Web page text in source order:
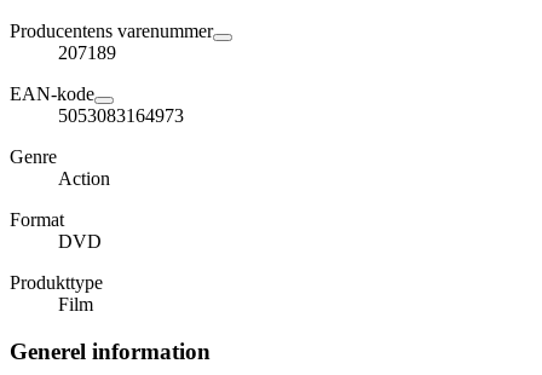
Producentens varenummer
207189
EAN-kode
5053083164973
Genre
Action
Format
DVD
Produkttype
Film
Generel information